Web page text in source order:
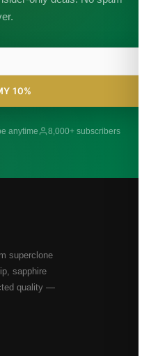
10%
anytime 8,000+ subscribers
superclone
sapphire
quality —